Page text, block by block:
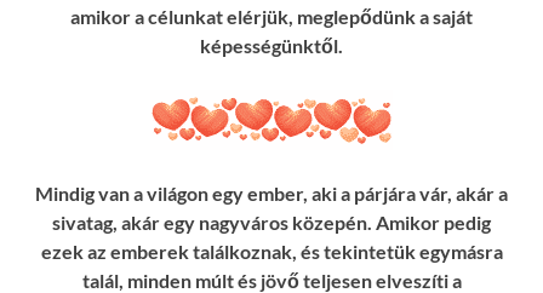
amikor a célunkat elérjük, meglepődünk a saját
képességünktől.
Mindig van a világon egy ember, aki a párjára vár, akár a
sivatag, akár egy nagyváros közepén. Amikor pedig
ezek az emberek találkoznak, és tekintetük egymásra
talál, minden múlt és jövő teljesen elveszíti a